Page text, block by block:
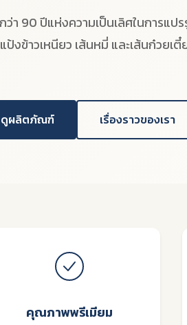
ว่า 90 ปีแห่งความเป็นเลิศในการแป
ป้งข้าวเหนียว เส้นหมี่ และเส้นก๋วย
ดูผลิตภัณฑ์ เรื่องราวของเรา
คุณภาพพรีเมียม